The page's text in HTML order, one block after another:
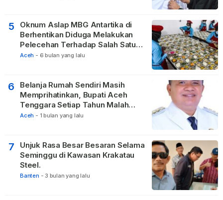
5
Oknum Aslap MBG Antartika di
Berhentikan Diduga Melakukan
Pelecehan Terhadap Salah Satu
Relawan
Aceh - 6 bulan yang lalu
6
Belanja Rumah Sendiri Masih
Memprihatinkan, Bupati Aceh
Tenggara Setiap Tahun Malah
Membangun Pasilitas Rumah
Aceh - 1 bulan yang lalu
7
Unjuk Rasa Besar Besaran Selama
Seminggu di Kawasan Krakatau
Steel.
Banten - 3 bulan yang lalu